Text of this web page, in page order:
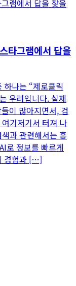
타그램에서 답을
하나는 “제로클릭
우려입니다. 실제
이 많아지면서, 검
기저기서 터져 나
과 관련해서는 흥
로 정보를 빠르게
경험과 […]